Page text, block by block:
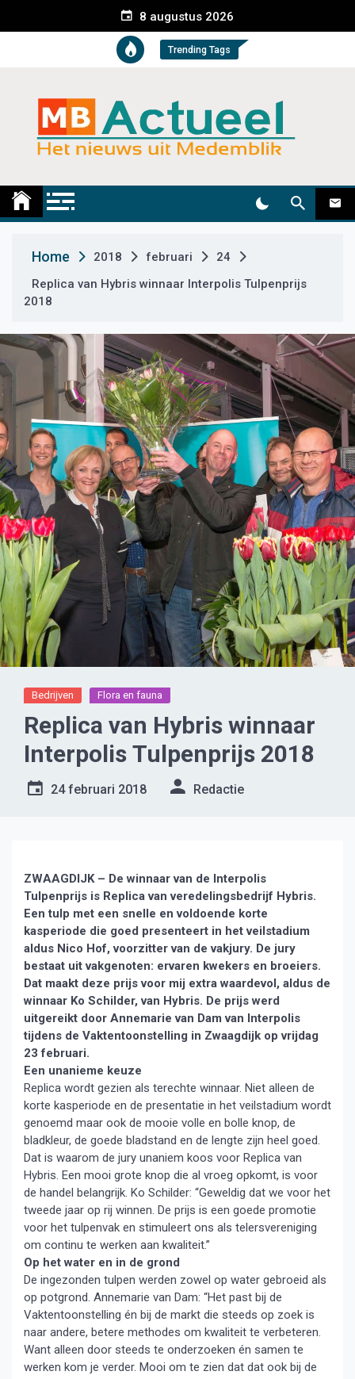
e
t
8 augustus 2026
Trending Tags
Medemblik Actueel
Home 2018 februari
24
Replica van Hybris winnaar Interpolis Tulpenprijs
2018
Bedrijven Flora en fauna
Replica van Hybris winnaar
Interpolis Tulpenprijs 2018
24 februari 2018 Redactie
ZWAAGDIJK – De winnaar van de Interpolis
Tulpenprijs is Replica van veredelingsbedrijf Hybris.
Een tulp met een snelle en voldoende korte
kasperiode die goed presenteert in het veilstadium
aldus Nico Hof, voorzitter van de vakjury. De jury
bestaat uit vakgenoten: ervaren kwekers en broeiers.
Dat maakt deze prijs voor mij extra waardevol, aldus de
winnaar Ko Schilder, van Hybris. De prijs werd
uitgereikt door Annemarie van Dam van Interpolis
tijdens de Vaktentoonstelling in Zwaagdijk op vrijdag
23 februari.
Een unanieme keuze
Replica wordt gezien als terechte winnaar. Niet alleen de
korte kasperiode en de presentatie in het veilstadium wordt
genoemd maar ook de mooie volle en bolle knop, de
bladkleur, de goede bladstand en de lengte zijn heel goed.
Dat is waarom de jury unaniem koos voor Replica van
Hybris. Een mooi grote knop die al vroeg opkomt, is voor
de handel belangrijk. Ko Schilder: “Geweldig dat we voor het
tweede jaar op rij winnen. De prijs is een goede promotie
voor het tulpenvak en stimuleert ons als telersvereniging
om continu te werken aan kwaliteit.”
Op het water en in de grond
De ingezonden tulpen werden zowel op water gebroeid als
op potgrond. Annemarie van Dam: “Het past bij de
Vaktentoonstelling én bij de markt die steeds op zoek is
naar andere, betere methodes om kwaliteit te verbeteren.
Want alleen door steeds te onderzoeken én samen te
werken kom je verder. Mooi om te zien dat dat ook bij de